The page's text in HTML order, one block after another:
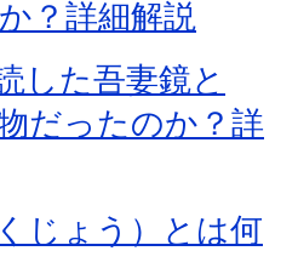
？詳細解説
した吾妻鏡と
だったのか？詳
じょう）とは何